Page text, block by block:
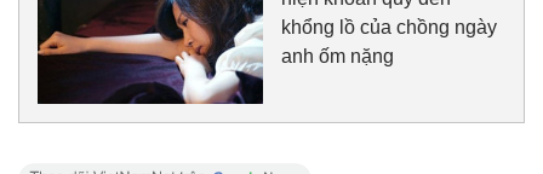
khổng lồ của chồng ngày
anh ốm nặng